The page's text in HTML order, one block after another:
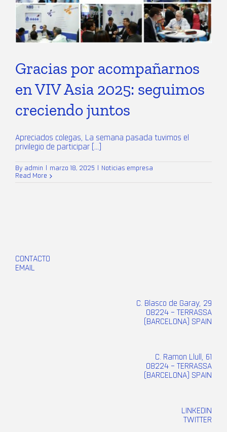
Gracias por acompañarnos
en VIV Asia 2025: seguimos
creciendo juntos
Apreciados colegas, La semana pasada tuvimos el
privilegio de participar [...]
By admin marzo 18, 2025
Noticias empresa
Read More
CONTACTO
EMAIL
C. Blasco de Garay, 29
08224 – TERRASSA
(BARCELONA) SPAIN
C. Ramon Llull, 61
08224 – TERRASSA
(BARCELONA) SPAIN
LINKEDIN
TWITTER